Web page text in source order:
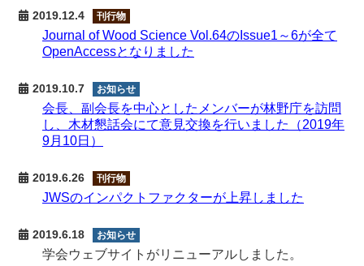
2019.12.4 刊行物
Journal of Wood Science Vol.64のIssue1～6が全て
OpenAccessとなりました
2019.10.7 お知らせ
会長、副会長を中心としたメンバーが林野庁を訪問
し、木材懇話会にて意見交換を行いました（2019年
9月10日）
2019.6.26 刊行物
JWSのインパクトファクターが上昇しました
2019.6.18 お知らせ
学会ウェブサイトがリニューアルしました。